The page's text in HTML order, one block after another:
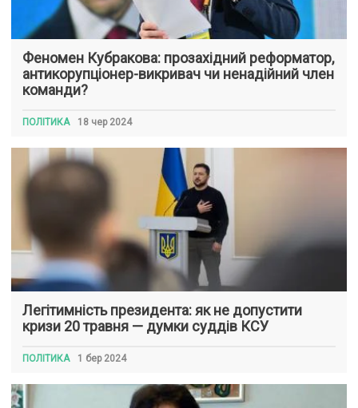
Феномен Кубракова: прозахідний реформатор,
антикорупціонер-викривач чи ненадійний член
команди?
ПОЛІТИКА 18 чер 2024
Легітимність президента: як не допустити
кризи 20 травня — думки суддів КСУ
ПОЛІТИКА 1 бер 2024